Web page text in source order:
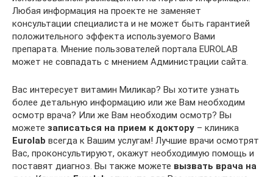
Любая информация на проекте не заменяет
консультации специалиста и не может быть гарантией
положительного эффекта используемого Вами
препарата. Мнение пользователей портала EUROLAB
может не совпадать с мнением Администрации сайта.
Вас интересует витамин Миликар? Вы хотите узнать
более детальную информацию или же Вам необходим
осмотр врача? Или же Вам необходим осмотр? Вы
можете записаться на прием к доктору – клиника
Eurolab всегда к Вашим услугам! Лучшие врачи осмотрят
Вас, проконсультируют, окажут необходимую помощь и
поставят диагноз. Вы также можете вызвать врача на